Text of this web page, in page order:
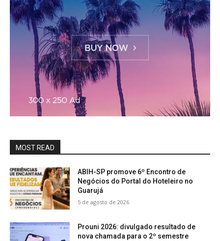
MOST READ
ABIH-SP promove 6º Encontro de
Negócios do Portal do Hoteleiro no
Guarujá
5 de agosto de 2026
Prouni 2026: divulgado resultado de
nova chamada para o 2º semestre